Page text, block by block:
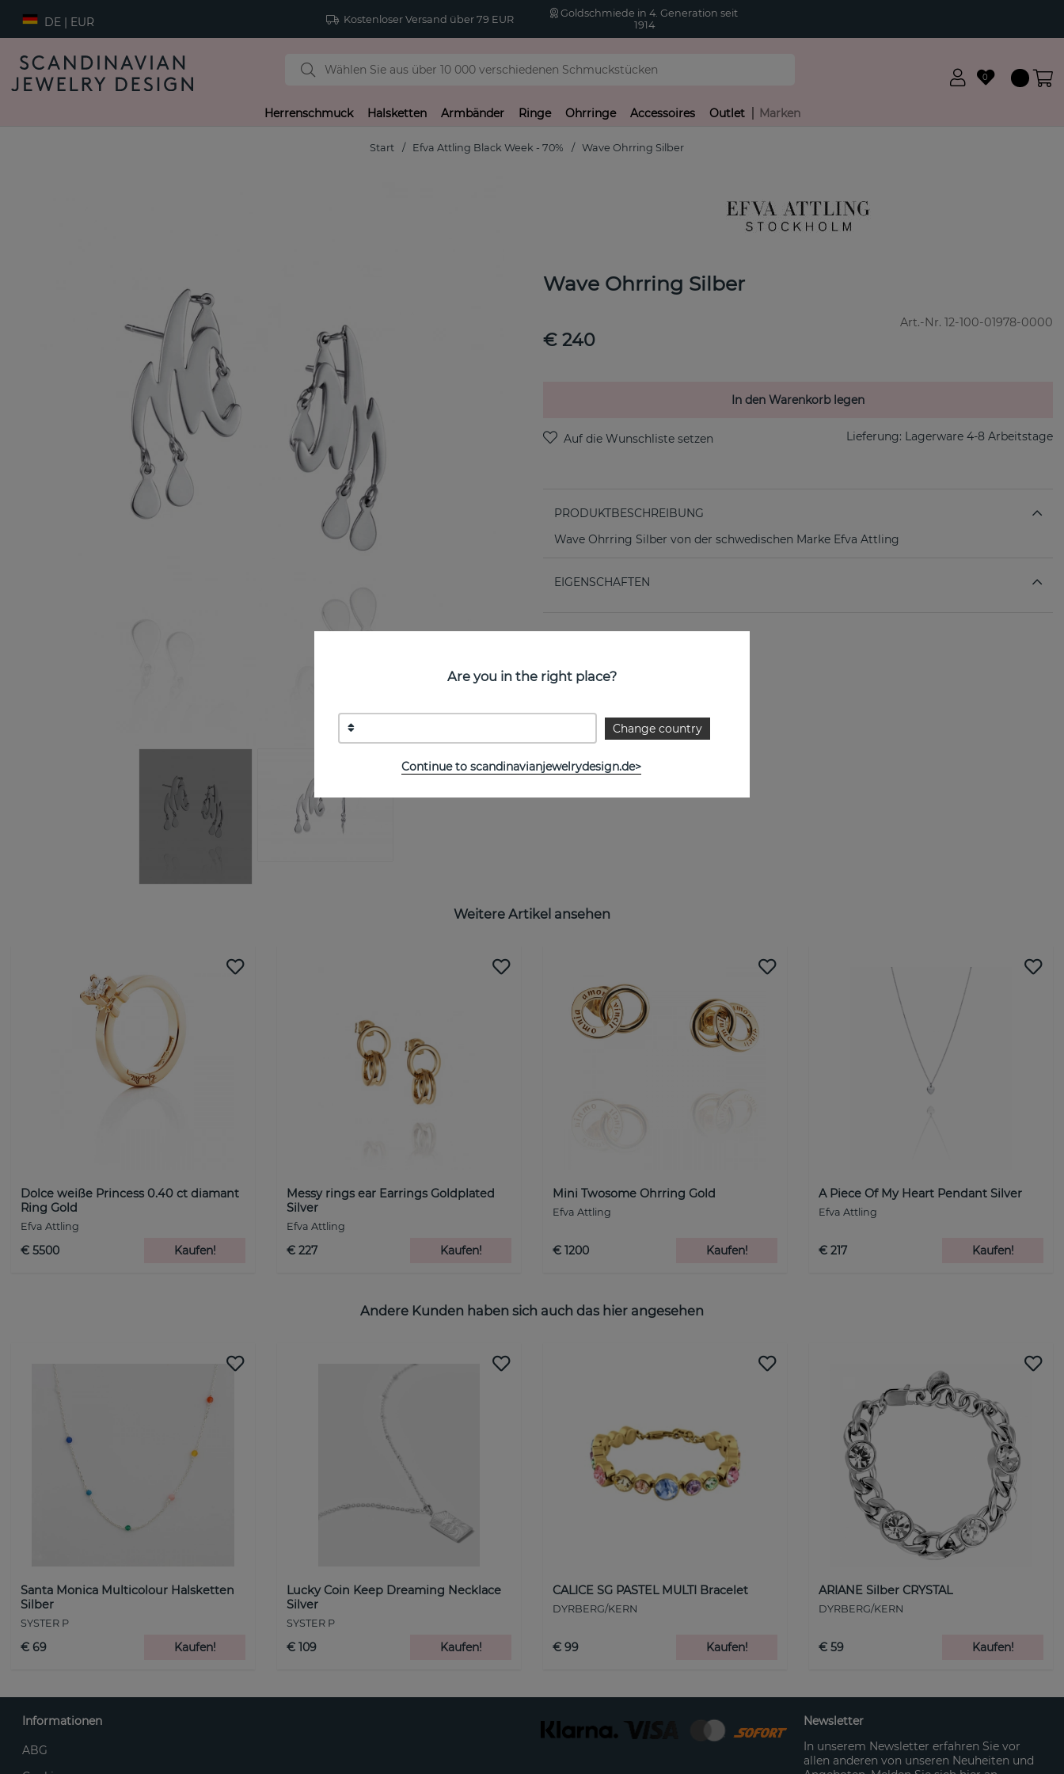
DE | EUR Kostenloser Versand über 79 EUR
Goldschmiede in 4. Generation seit
1914
0
Herrenschmuck Halsketten Armbänder Ringe Ohrringe Accessoires Outlet Marken
Start Efva Attling Black Week - 70% Wave Ohrring Silber
Wave Ohrring Silber
Art.-Nr. 12-100-01978-0000
€ 240
In den Warenkorb legen
Lieferung: Lagerware 4-8 Arbeitstage
PRODUKTBESCHREIBUNG
Wave Ohrring Silber von der schwedischen Marke Efva Attling
EIGENSCHAFTEN
Weitere Artikel ansehen
Dolce weiße Princess 0.40 ct diamant
Ring Gold
Efva Attling
€ 5500 Kaufen!
Messy rings ear Earrings Goldplated
Silver
Efva Attling
€ 227 Kaufen!
Mini Twosome Ohrring Gold
Efva Attling
€ 1200 Kaufen!
A Piece Of My Heart Pendant Silver
Efva Attling
€ 217 Kaufen!
Andere Kunden haben sich auch das hier angesehen
Santa Monica Multicolour Halsketten
Silber
SYSTER P
€ 69 Kaufen!
Lucky Coin Keep Dreaming Necklace
Silver
SYSTER P
€ 109 Kaufen!
CALICE SG PASTEL MULTI Bracelet
DYRBERG/KERN
€ 99 Kaufen!
ARIANE Silber CRYSTAL
DYRBERG/KERN
€ 59 Kaufen!
Are you in the right place?
Change country
Continue to scandinavianjewelrydesign.de>
Informationen
ABG
Newsletter
In unserem Newsletter erfahren Sie vor
allen anderen von unseren Neuheiten und